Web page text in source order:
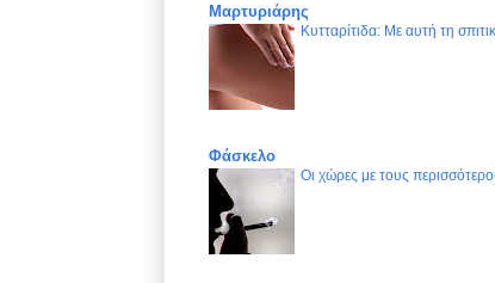
Μαρτυριάρης
Κυτταρίτιδα: Με αυτή τη
Φάσκελο
Οι χώρες με τους